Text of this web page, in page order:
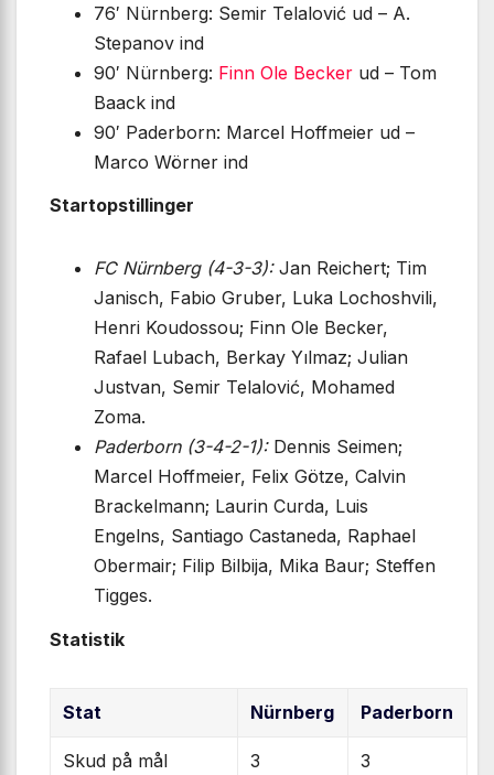
76′ Nürnberg: Semir Telalović ud – A.
Stepanov ind
90′ Nürnberg: Finn Ole Becker ud – Tom
Baack ind
90′ Paderborn: Marcel Hoffmeier ud –
Marco Wörner ind
Startopstillinger
FC Nürnberg (4-3-3):Jan Reichert; Tim
Janisch, Fabio Gruber, Luka Lochoshvili,
Henri Koudossou; Finn Ole Becker,
Rafael Lubach, Berkay Yılmaz; Julian
Justvan, Semir Telalović, Mohamed
Zoma.
Paderborn (3-4-2-1):Dennis Seimen;
Marcel Hoffmeier, Felix Götze, Calvin
Brackelmann; Laurin Curda, Luis
Engelns, Santiago Castaneda, Raphael
Obermair; Filip Bilbija, Mika Baur; Steffen
Tigges.
Statistik
Stat Nürnberg Paderborn
Skud på mål 3 3